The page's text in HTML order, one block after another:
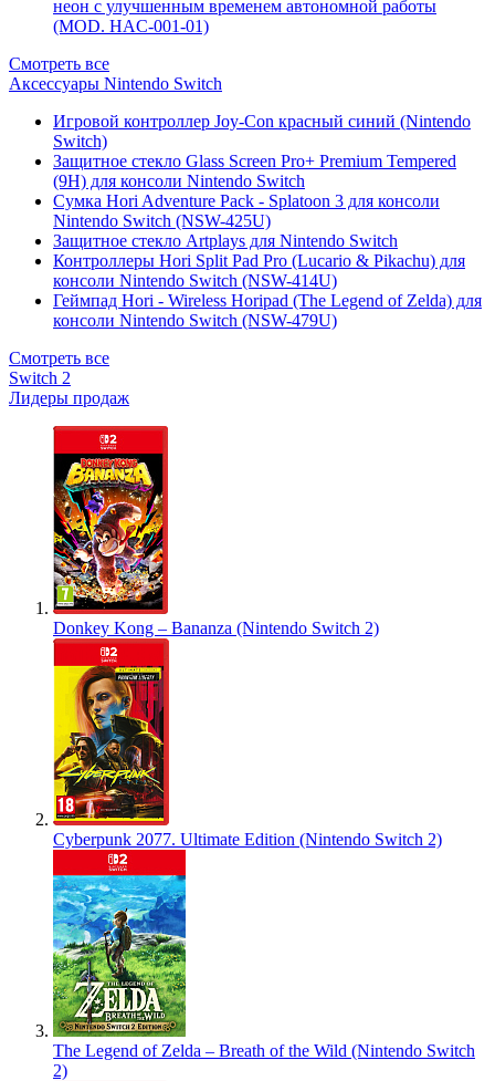
неон с улучшенным временем автономной работы
(MOD. HAC-001-01)
Смотреть все
Аксессуары Nintendo Switch
Игровой контроллер Joy-Con красный синий (Nintendo
Switch)
Защитное стекло Glass Screen Pro+ Premium Tempered
(9H) для консоли Nintendo Switch
Сумка Hori Adventure Pack - Splatoon 3 для консоли
Nintendo Switch (NSW-425U)
Защитное стекло Artplays для Nintendo Switch
Контроллеры Hori Split Pad Pro (Lucario & Pikachu) для
консоли Nintendo Switch (NSW-414U)
Геймпад Hori - Wireless Horipad (The Legend of Zelda) для
консоли Nintendo Switch (NSW-479U)
Смотреть все
Switch 2
Лидеры продаж
Donkey Kong – Bananza (Nintendo Switch 2)
Cyberpunk 2077. Ultimate Edition (Nintendo Switch 2)
The Legend of Zelda – Breath of the Wild (Nintendo Switch
2)